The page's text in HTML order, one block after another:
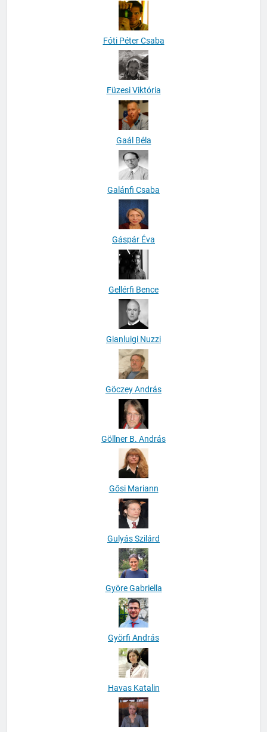
Fóti Péter Csaba
Füzesi Viktória
Gaál Béla
Galánfi Csaba
Gáspár Éva
Gellérfi Bence
Gianluigi Nuzzi
Göczey András
Göllner B. András
Gősi Mariann
Gulyás Szilárd
Györe Gabriella
Györfi András
Havas Katalin